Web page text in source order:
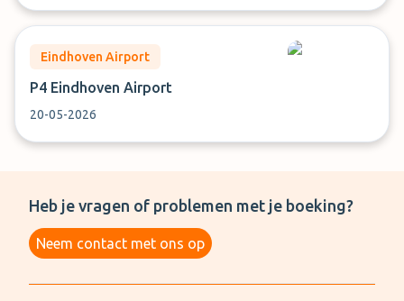
Eindhoven Airport
P4 Eindhoven Airport
20-05-2026
Heb je vragen of problemen met je boeking?
Neem contact met ons op